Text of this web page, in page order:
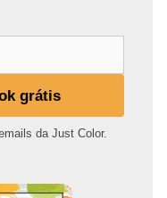
grátis
da Just Color.